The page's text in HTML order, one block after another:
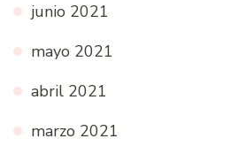
junio 2021
mayo 2021
abril 2021
marzo 2021